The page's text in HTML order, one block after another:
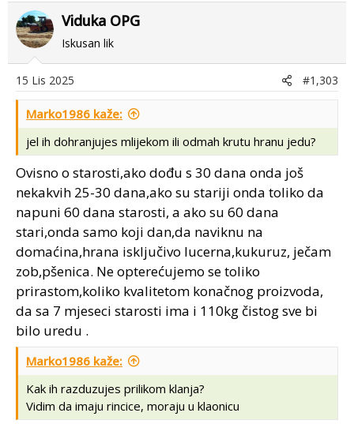
Viduka OPG
Iskusan lik
15 Lis 2025 #1,303
Marko1986 kaže:
jel ih dohranjujes mlijekom ili odmah krutu hranu jedu?
Ovisno o starosti,ako dođu s 30 dana onda još
nekakvih 25-30 dana,ako su stariji onda toliko da
napuni 60 dana starosti, a ako su 60 dana
stari,onda samo koji dan,da naviknu na
domaćina,hrana isključivo lucerna,kukuruz, ječam
zob,pšenica. Ne opterećujemo se toliko
prirastom,koliko kvalitetom konačnog proizvoda,
da sa 7 mjeseci starosti ima i 110kg čistog sve bi
bilo uredu .
Marko1986 kaže:
Kak ih razduzujes prilikom klanja?
Vidim da imaju rincice, moraju u klaonicu